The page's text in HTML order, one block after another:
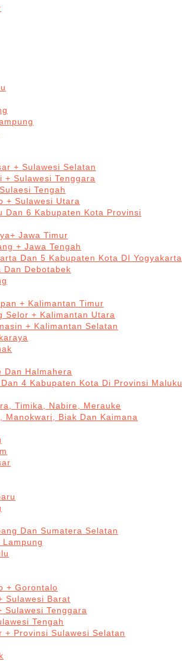
+ Sulawesi Selatan
+ Sulawesi Tenggara
Tengah
+ Sulawesi Utara
Dan 6 Kabupaten Kota Provinsi
Jawa Timur
+ Jawa Tengah
Dan 5 Kabupaten Kota DI Yogyakarta
Dan Debotabek
+ Kalimantan Timur
Selor + Kalimantan Utara
+ Kalimantan Selatan
Dan Halmahera
4 Kabupaten Kota Di Provinsi Maluku
Timika, Nabire, Merauke
Manokwari, Biak Dan Kaimana
Dan Sumatera Selatan
+ Gorontalo
Sulawesi Barat
Sulawesi Tenggara
Tengah
+ Provinsi Sulawesi Selatan